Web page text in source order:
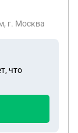
якобы
г. Москва
что